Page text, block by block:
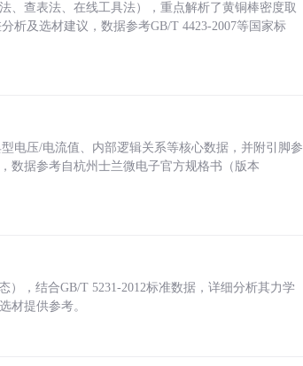
、查表法、在线工具法），重点解析了黄铜棒密度取
析及选材建议，数据参考GB/T 4423-2007等国家标
电压/电流值、内部逻辑关系等核心数据，并附引脚参
数据参考自杭州士兰微电子官方规格书（版本
，结合GB/T 5231-2012标准数据，详细分析其力学
材提供参考。